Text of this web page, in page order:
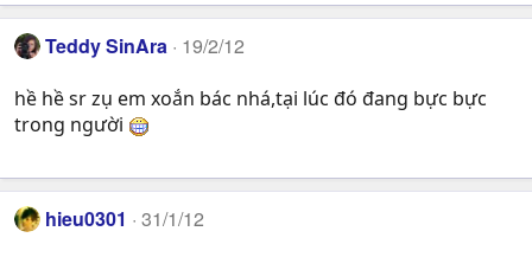
Teddy SinAra 19/2/12
hề hề sr zụ em xoắn bác nhá,tại lúc đó đang bực bực
trong người
hieu0301 31/1/12